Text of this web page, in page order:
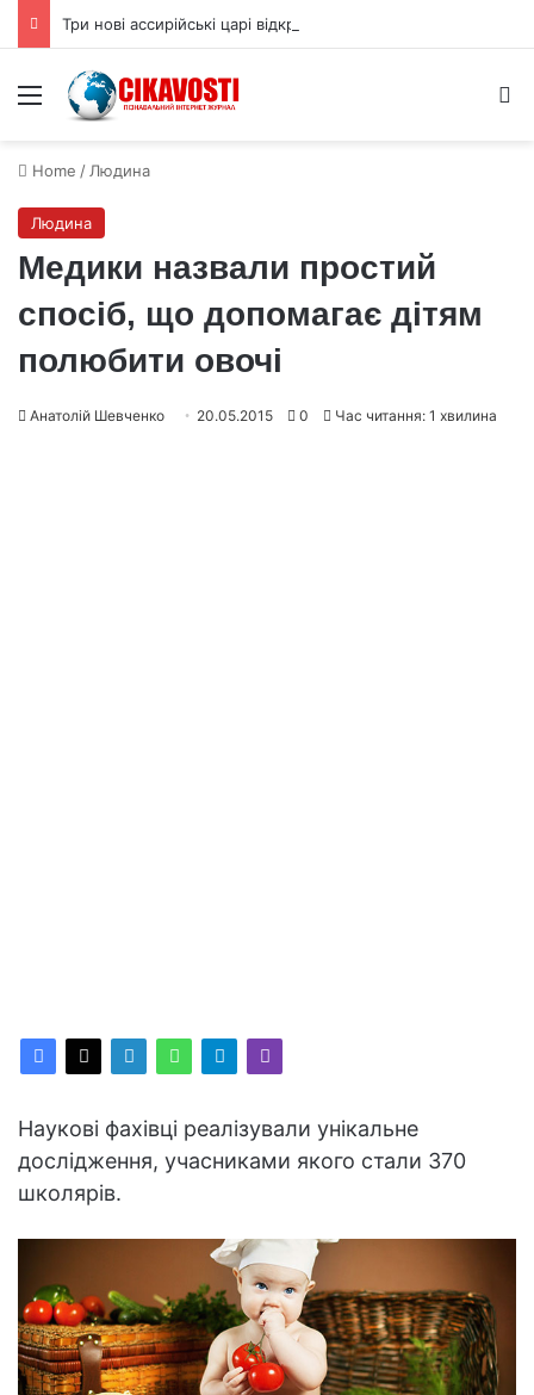
Menu
Home / Людина
Людина
Медики назвали простий
спосіб, що допомагає дітям
полюбити овочі
Анатолій Шевченко 20.05.2015 0 Час читання: 1 хвилина
Наукові фахівці реалізували унікальне
дослідження, учасниками якого стали 370
школярів.